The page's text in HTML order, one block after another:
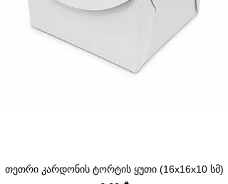
თეთრი კარდონის ტორტის ყუთი (16x16x10 სმ)